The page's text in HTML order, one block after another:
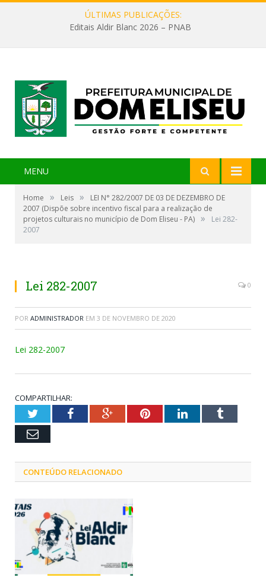
ÚLTIMAS PUBLICAÇÕES:
Editais Aldir Blanc 2026 – PNAB
MENU
Home » Leis »
LEI N° 282/2007 DE 03 DE DEZEMBRO DE
2007 (Dispõe sobre incentivo fiscal para a realização de
projetos culturais no município de Dom Eliseu - PA) »
Lei 282-
2007
Lei 282-2007 0
POR ADMINISTRADOR EM 3 DE NOVEMBRO DE 2020
Lei 282-2007
COMPARTILHAR:
TwitterFacebookGoogle+PinterestLinkedInTumblr
Email
CONTEÚDO RELACIONADO